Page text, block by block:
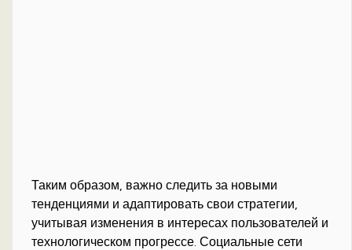
Таким образом, важно следить за новыми
тенденциями и адаптировать свои стратегии,
учитывая изменения в интересах пользователей и
технологическом прогрессе. Социальные сети